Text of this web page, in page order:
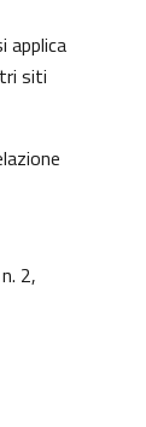
applica
siti
2,